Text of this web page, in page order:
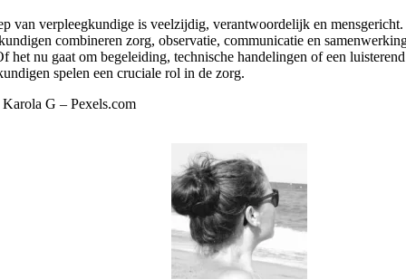
van verpleegkundige is veelzijdig, verantwoordelijk en mensgericht.
combineren zorg, observatie, communicatie en
het nu gaat om begeleiding, technische handelingen of een
spelen een cruciale rol in de zorg.
G – Pexels.com